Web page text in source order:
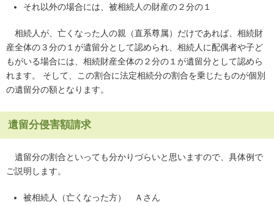
それ以外の場合には、被相続人の財産の２分の１
相続人が、亡くなった人の親（直系尊属）だけであれば、相続財
産全体の３分の１が遺留分として認められ、相続人に配偶者や子ど
もがいる場合には、相続財産全体の２分の１が遺留分として認めら
れます。 そして、この割合に法定相続分の割合を乗じたものが個別
の遺留分の額となります。
遺留分侵害額請求
遺留分の割合といっても分かりづらいと思いますので、具体例で
ご説明します。
被相続人（亡くなった方） Ａさん